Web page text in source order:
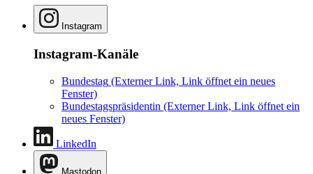
Instagram
Instagram-Kanäle
Bundestag (Externer Link, Link öffnet ein neues
Fenster)
Bundestagspräsidentin (Externer Link, Link öffnet ein
neues Fenster)
LinkedIn
Mastodon